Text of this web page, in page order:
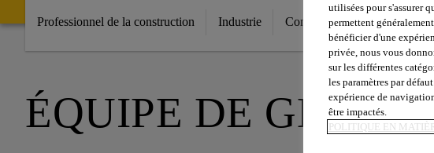
Professionnel de la construction Industrie Construction & rénovation
ÉQUIPE DE
utilisées pour s'assurer
permettent
bénéficier d'une
privée, nous vous
sur les différentes
les paramètres par
expérience de
être impactés.
POLITIQUE EN